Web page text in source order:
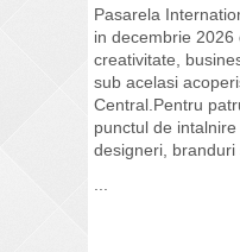
Pasarela
in decembrie
creativitate,
sub acelasi
Central.Pentru
punctul de
designeri,
...